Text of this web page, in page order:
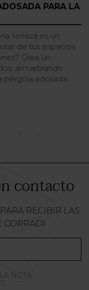
PARA LA
terraza es un
de tus espacios
Crea un
amueblando
pérgola adosada.
contacto
RECIBIR LAS
CORRADI
LA NOTA